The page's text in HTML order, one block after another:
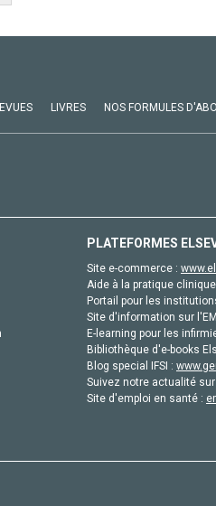
LIVRES NOS FORMULES
PLATEFORMES
Site e-commerce :
Aide à la pratique
Portail pour les
Site d'information sur
E-learning pour les
Bibliothèque d'e-books
Blog special IFSI :
Suivez notre actualité
Site d'emploi en santé :